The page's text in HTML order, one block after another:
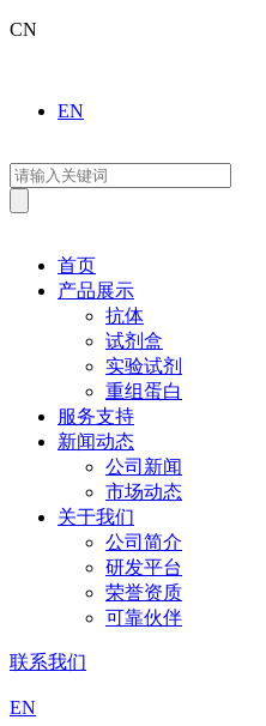
CN
EN
首页
产品展示
抗体
试剂盒
实验试剂
重组蛋白
服务支持
新闻动态
公司新闻
市场动态
关于我们
公司简介
研发平台
荣誉资质
可靠伙伴
联系我们
EN